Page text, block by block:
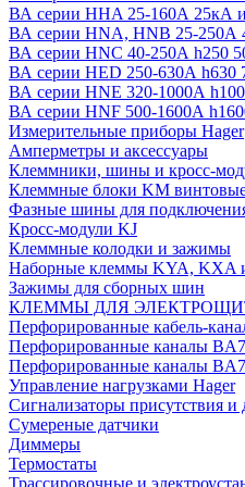
ВА серии HHA 25-160А 25кА и
ВА серии HNA, HNB 25-250А
ВА серии HNC 40-250А h250
ВА серии HED 250-630А h630
ВА серии HNE 320-1000А
ВА серии HNF 500-1600А
Измерительные приборы Hager
Амперметры и аксессуары
Клеммники, шины и кросс-
Клеммные блоки KM
Фазные шины для
Кросс-модули KJ
Клеммные колодки и зажимы
Наборные клеммы KYA, KXA
Зажимы для сборных шин
КЛЕММЫ ДЛЯ
Перфорированные кабель-
Перфорированные каналы
Перфорированные каналы BA7
Управление нагрузками Hager
Сигнализаторы присутствия
Сумереные датчики
Диммеры
Термостаты
Трассировочные и